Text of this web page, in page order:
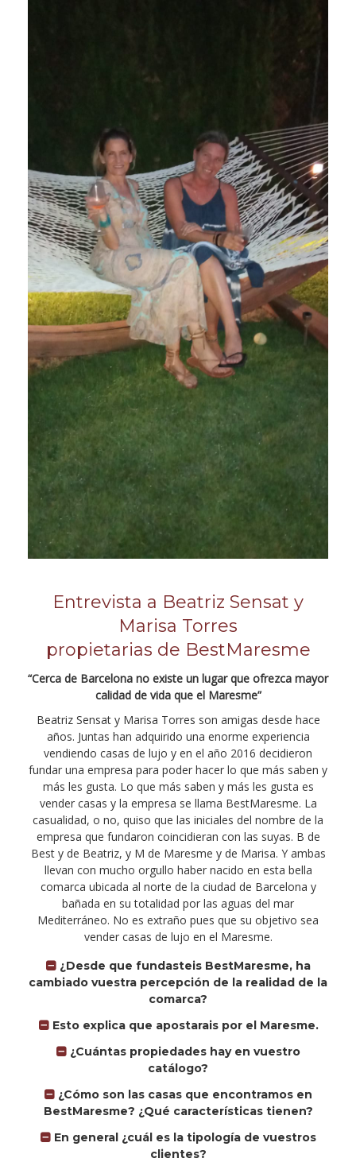
Entrevista a Beatriz Sensat y
Marisa Torres
propietarias de BestMaresme
“Cerca de Barcelona no existe un lugar que ofrezca mayor
calidad de vida que el Maresme”
Beatriz Sensat y Marisa Torres son amigas desde hace
años. Juntas han adquirido una enorme experiencia
vendiendo casas de lujo y en el año 2016 decidieron
fundar una empresa para poder hacer lo que más saben y
más les gusta. Lo que más saben y más les gusta es
vender casas y la empresa se llama BestMaresme. La
casualidad, o no, quiso que las iniciales del nombre de la
empresa que fundaron coincidieran con las suyas. B de
Best y de Beatriz, y M de Maresme y de Marisa. Y ambas
llevan con mucho orgullo haber nacido en esta bella
comarca ubicada al norte de la ciudad de Barcelona y
bañada en su totalidad por las aguas del mar
Mediterráneo. No es extraño pues que su objetivo sea
vender casas de lujo en el Maresme.
¿Desde que fundasteis BestMaresme, ha
cambiado vuestra percepción de la realidad de la
comarca?
Esto explica que apostarais por el Maresme.
¿Cuántas propiedades hay en vuestro
catálogo?
¿Cómo son las casas que encontramos en
BestMaresme? ¿Qué características tienen?
En general ¿cuál es la tipología de vuestros
clientes?